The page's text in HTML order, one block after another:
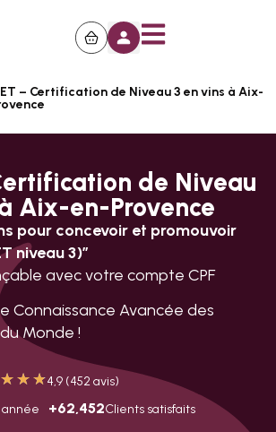
– Certification de Niveau 3 en vins à Aix-
de Niveau
Aix-en-Provence
pour concevoir et promouvoir
niveau 3)”
avec votre compte CPF
Connaissance Avancée des
Monde !
★ ★ ★4,9 (452 avis)
année +62,452Clients satisfaits